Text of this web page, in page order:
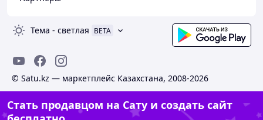
Тема - светлая BETA
© Satu.kz — маркетплейс Казахстана, 2008-2026
Стать продавцом на Сату и создать сайт